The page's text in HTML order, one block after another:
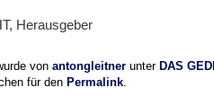
Herausgeber
von antongleitnerunter DAS
für den Permalink.